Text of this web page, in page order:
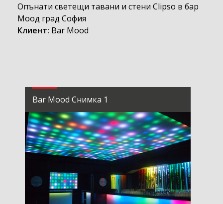
Опънати светещи тавани и стени Clipso в бар
Моод град София
Клиент: Bar Mood
Bar Mood Снимка 1